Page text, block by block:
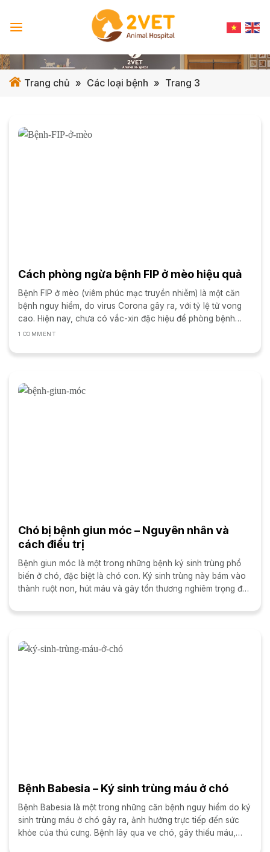
Trang chủ » Các loại bệnh » Trang 3
Cách phòng ngừa bệnh FIP ở mèo hiệu quả
Bệnh FIP ở mèo (viêm phúc mạc truyền nhiễm) là một căn
bệnh nguy hiểm, do virus Corona gây ra, với tỷ lệ tử vong
cao. Hiện nay, chưa có vắc-xin đặc hiệu để phòng bệnh
hoàn toàn. Tuy nhiên,...
1 COMMENT
Chó bị bệnh giun móc – Nguyên nhân và
cách điều trị
Bệnh giun móc là một trong những bệnh ký sinh trùng phổ
biến ở chó, đặc biệt là chó con. Ký sinh trùng này bám vào
thành ruột non, hút máu và gây tổn thương nghiêm trọng đến
Bệnh Babesia – Ký sinh trùng máu ở chó
Bệnh Babesia là một trong những căn bệnh nguy hiểm do ký
sinh trùng máu ở chó gây ra, ảnh hưởng trực tiếp đến sức
khỏe của thú cưng. Bệnh lây qua ve chó, gây thiếu máu,